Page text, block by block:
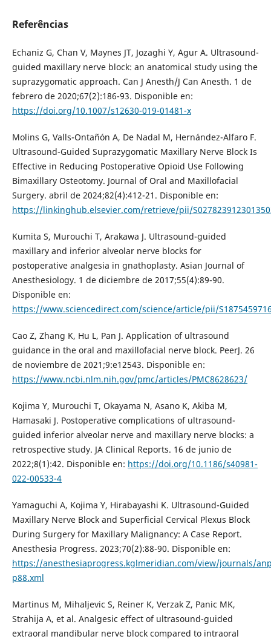
Referências
Echaniz G, Chan V, Maynes JT, Jozaghi Y, Agur A. Ultrasound-
guided maxillary nerve block: an anatomical study using the
suprazygomatic approach. Can J Anesth/J Can Anesth. 1 de
febrero de 2020;67(2):186-93. Disponible en:
https://doi.org/10.1007/s12630-019-01481-x
Molins G, Valls-Ontañón A, De Nadal M, Hernández-Alfaro F.
Ultrasound-Guided Suprazygomatic Maxillary Nerve Block Is
Effective in Reducing Postoperative Opioid Use Following
Bimaxillary Osteotomy. Journal of Oral and Maxillofacial
Surgery. abril de 2024;82(4):412-21. Disponible en:
https://linkinghub.elsevier.com/retrieve/pii/
Kumita S, Murouchi T, Arakawa J. Ultrasound-guided
maxillary and inferior alveolar nerve blocks for
postoperative analgesia in gnathoplasty. Asian Journal of
Anesthesiology. 1 de diciembre de 2017;55(4):89-90.
Disponible en:
https://www.sciencedirect.com/science/article/pii/
Cao Z, Zhang K, Hu L, Pan J. Application of ultrasound
guidance in the oral and maxillofacial nerve block. PeerJ. 26
de noviembre de 2021;9:e12543. Disponible en:
https://www.ncbi.nlm.nih.gov/pmc/articles/PMC8628623/
Kojima Y, Murouchi T, Okayama N, Asano K, Akiba M,
Hamasaki J. Postoperative complications of ultrasound-
guided inferior alveolar nerve and maxillary nerve blocks: a
retrospective study. JA Clinical Reports. 16 de junio de
2022;8(1):42. Disponible en: https://doi.org/10.1186/s40981-
022-00533-4
Yamaguchi A, Kojima Y, Hirabayashi K. Ultrasound-Guided
Maxillary Nerve Block and Superficial Cervical Plexus Block
During Surgery for Maxillary Malignancy: A Case Report.
Anesthesia Progress. 2023;70(2):88-90. Disponible en:
https://anesthesiaprogress.kglmeridian.com/view/journals/
p88.xml
Martinus M, Mihaljevic S, Reiner K, Verzak Z, Panic MK,
Strahija A, et al. Analgesic effect of ultrasound-guided
extraoral mandibular nerve block compared to intraoral